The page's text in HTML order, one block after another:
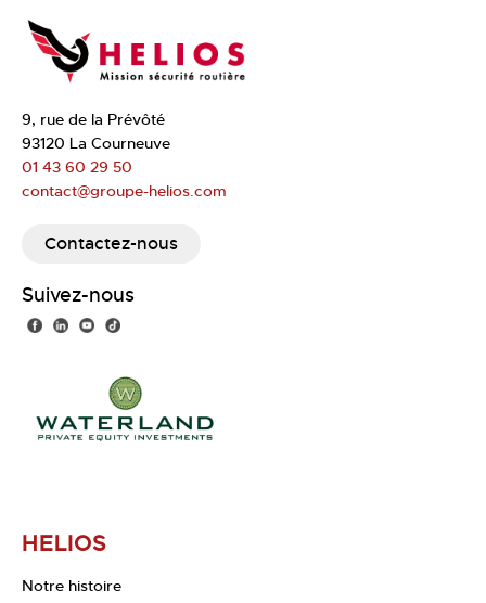
9, rue de la Prévôté
93120 La Courneuve
01 43 60 29 50
contact@groupe-helios.com
Contactez-nous
Suivez-nous
HELIOS
Notre histoire